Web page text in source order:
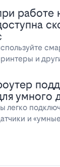
работе
и
умного
легко
и